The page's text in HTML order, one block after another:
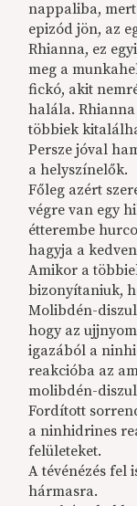
nappaliba,
epizód jön, az
Rhianna, ez
meg a
fickó, akit
halála.
többiek
Persze jóval
a helyszínelők.
Főleg azért
végre van egy
étterembe
hagyja a
Amikor a
bizonyítaniuk,
Molibdén-
hogy az
igazából a
reakcióba az
molibdén-
Fordított
a ninhidrines
felületeket.
A tévénézés fel
hármasra.